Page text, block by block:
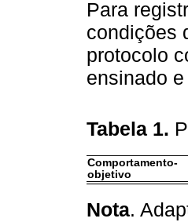
Para
condições
protocolo
ensinado
Tabela 1.
Comportamento-
objetivo
Nota.